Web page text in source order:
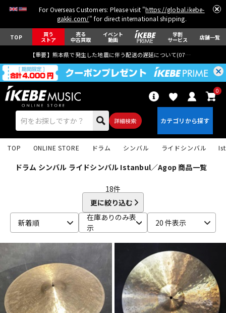
For Overseas Customers: Please visit "https://global.ikebe-
gakki.com/" for direct international shipping.
TOP 買う
ストア
売る
中古買取
イベント
動画
学割
サービス 店舗一覧
【重要】熊本県で発生した地震に伴う配送の遅延について(07月29日
詳細検索
0
ベース ウクレレ
ドラム パーカッション
TOP ONLINE STORE ドラム シンバル ライドシンバル
ドラム シンバル ライドシンバル Istanbul／Agop 商品一覧
18件
更に絞り込む
新着順
在庫ありのみ表
示
20 件表示